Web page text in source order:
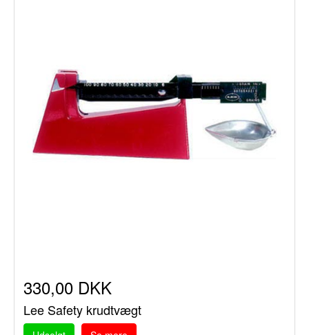
330,00 DKK
Lee Safety krudtvægt